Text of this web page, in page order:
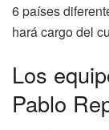
6 países
hará cargo del
Los
Pablo